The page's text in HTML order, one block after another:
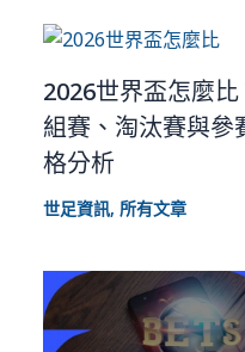
2026世界盃怎麼
組賽、淘汰賽與參
格分析
世足資訊,所有文章